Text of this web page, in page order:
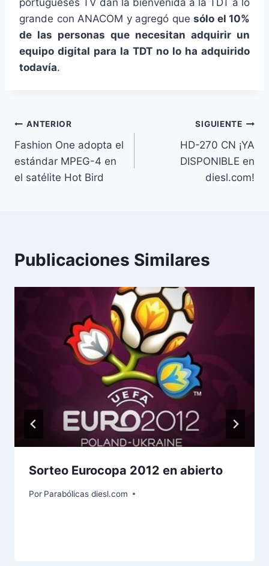
grande con ANACOM y agregó que sólo el 10%
de las personas que necesitan adquirir un
equipo digital para la TDT no lo ha adquirido
todavía.
Navegación
de
entradas
ANTERIOR
Fashion One adopta el
estándar MPEG-4 en
el satélite Hot Bird
SIGUIENTE
HD-270 CN ¡YA
DISPONIBLE en
diesl.com!
Publicaciones Similares
Sorteo Eurocopa 2012 en abierto
Por Parabólicas diesl.com